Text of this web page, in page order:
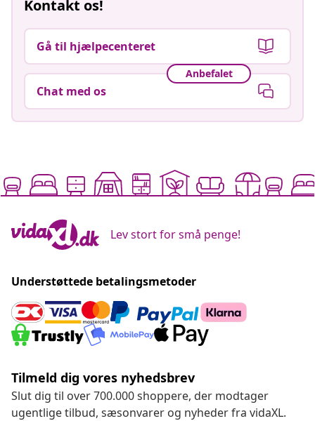
Kontakt os!
Gå til hjælpecenteret
Anbefalet
Chat med os
Lev stort for små penge!
Understøttede betalingsmetoder
Tilmeld dig vores nyhedsbrev
Slut dig til over 700.000 shoppere, der modtager
ugentlige tilbud, sæsonvarer og nyheder fra vidaXL.